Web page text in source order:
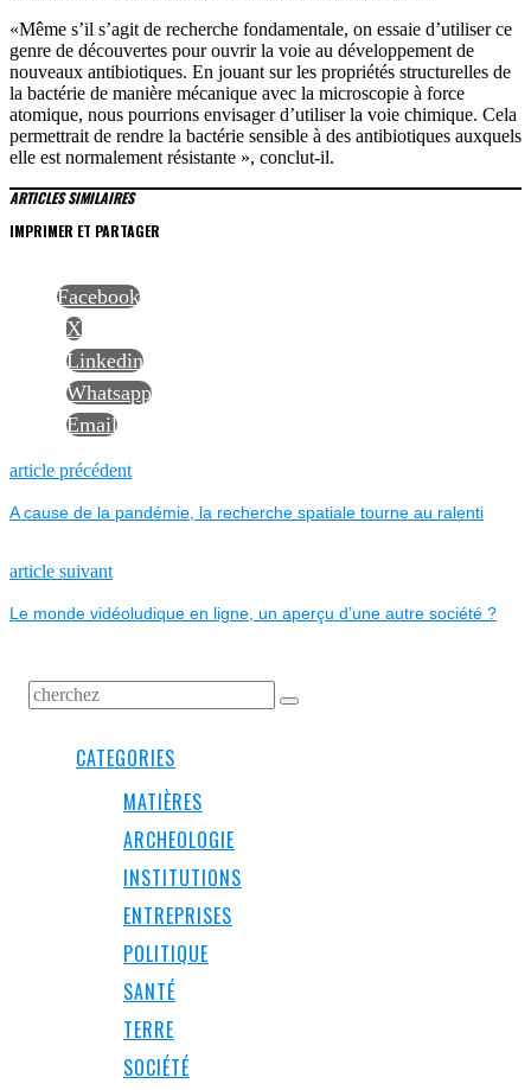
«Même s’il s’agit de recherche fondamentale, on essaie d’utiliser ce
genre de découvertes pour ouvrir la voie au développement de
nouveaux antibiotiques. En jouant sur les propriétés structurelles de
la bactérie de manière mécanique avec la microscopie à force
atomique, nous pourrions envisager d’utiliser la voie chimique. Cela
permettrait de rendre la bactérie sensible à des antibiotiques auxquels
elle est normalement résistante », conclut-il.
ARTICLES SIMILAIRES
IMPRIMER ET PARTAGER
Facebook
X
Linkedin
Whatsapp
Email
NAVIGATION
DE
L’ARTICLE
article précédentPrevious
A cause de la pandémie, la recherche spatiale tourne au ralenti
article suivantNext
Le monde vidéoludique en ligne, un aperçu d’une autre société ?
CATEGORIES
MATIÈRES
ARCHEOLOGIE
INSTITUTIONS
ENTREPRISES
POLITIQUE
SANTÉ
TERRE
SOCIÉTÉ